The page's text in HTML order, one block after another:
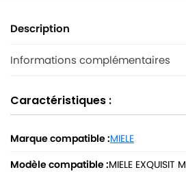
Description
Informations complémentaires
Caractéristiques :
Marque compatible :MIELE
Modèle compatible :MIELE EXQUISIT M